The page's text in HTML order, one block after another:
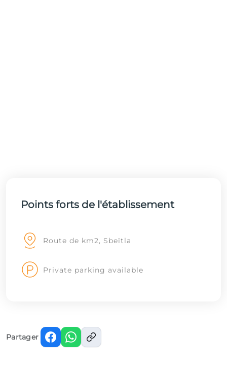
Points forts de l'établissement
Route de km2, Sbeïtla
Private parking available
Partager